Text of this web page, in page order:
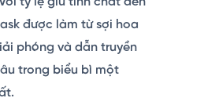
được làm từ sợi hoa
phóng và dẫn truyền
trong biểu bì một